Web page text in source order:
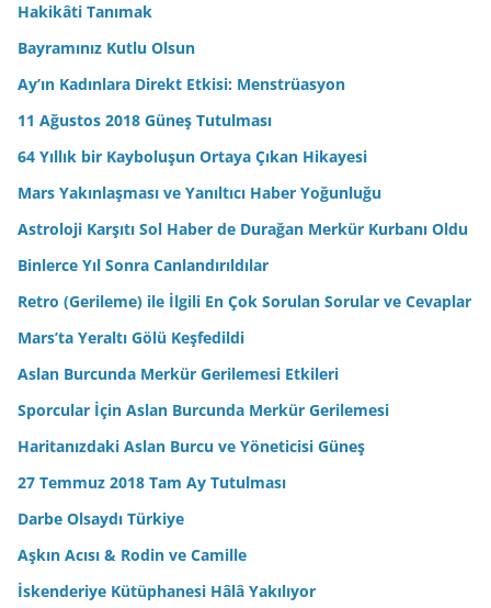
Hakikâti Tanımak
Bayramınız Kutlu Olsun
Ay’ın Kadınlara Direkt Etkisi: Menstrüasyon
11 Ağustos 2018 Güneş Tutulması
64 Yıllık bir Kayboluşun Ortaya Çıkan Hikayesi
Mars Yakınlaşması ve Yanıltıcı Haber Yoğunluğu
Astroloji Karşıtı Sol Haber de Durağan Merkür Kurbanı Oldu
Binlerce Yıl Sonra Canlandırıldılar
Retro (Gerileme) ile İlgili En Çok Sorulan Sorular ve Cevaplar
Mars’ta Yeraltı Gölü Keşfedildi
Aslan Burcunda Merkür Gerilemesi Etkileri
Sporcular İçin Aslan Burcunda Merkür Gerilemesi
Haritanızdaki Aslan Burcu ve Yöneticisi Güneş
27 Temmuz 2018 Tam Ay Tutulması
Darbe Olsaydı Türkiye
Aşkın Acısı & Rodin ve Camille
İskenderiye Kütüphanesi Hâlâ Yakılıyor